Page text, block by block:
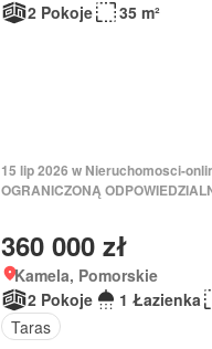
2 Pokoje
35 m²
15 lip 2026 w Nieruchomosci-
OGRANICZONĄ
360 000 zł
Kamela, Pomorskie
2 Pokoje
1 Łazienka
Taras